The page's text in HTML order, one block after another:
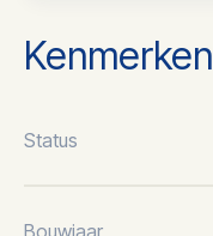
Kenmerken
Status
Bouwjaar